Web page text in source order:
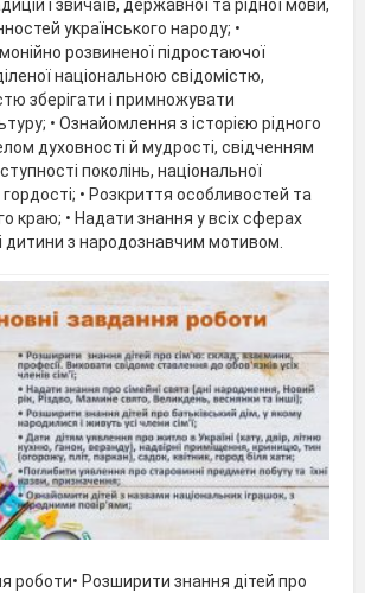
і звичаїв, державної та рідної мови,
українського народу; •
розвиненої підростаючої
національною свідомістю,
зберігати і примножувати
• Ознайомлення з історією рідного
духовності й мудрості, свідченням
поколінь, національної
• Розкриття особливостей та
краю; • Надати знання у всіх сферах
дитини з народознавчим мотивом.
роботи• Розширити знання дітей про